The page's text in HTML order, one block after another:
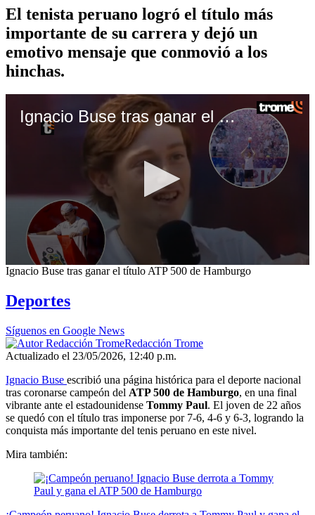
El tenista peruano logró el título más
importante de su carrera y dejó un
emotivo mensaje que conmovió a los
hinchas.
Ignacio Buse tras ganar el título ATP 500 de Hamburgo
0
seconds
of
33
Ignacio Buse tras ganar el título ATP 500 de Hamburgo
Deportes
Síguenos en Google News
Redacción Trome
Actualizado el 23/05/2026, 12:40 p.m.
Ignacio Buse escribió una página histórica para el deporte nacional
tras coronarse campeón del ATP 500 de Hamburgo, en una final
vibrante ante el estadounidense Tommy Paul. El joven de 22 años
se quedó con el título tras imponerse por 7-6, 4-6 y 6-3, logrando la
conquista más importante del tenis peruano en este nivel.
Mira también: